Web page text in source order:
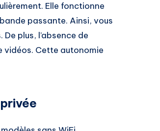
Elle fonctionne
passante. Ainsi, vous
plus, l’absence de
vidéos. Cette autonomie